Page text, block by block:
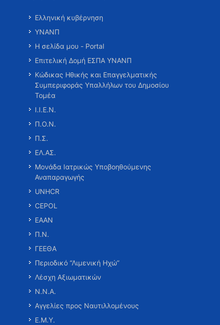
Ελληνική κυβέρνηση
ΥΝΑΝΠ
Η σελίδα μου - Portal
Επιτελική Δομή ΕΣΠΑ ΥΝΑΝΠ
Κώδικας Ηθικής και Επαγγελματικής
Συμπεριφοράς Υπαλλήλων του Δημοσίου
Τομέα
Ι.Ι.Ε.Ν.
Π.Ο.Ν.
Π.Σ.
ΕΛ.ΑΣ.
Μονάδα Ιατρικώς Υποβοηθούμενης
Αναπαραγωγής
UNHCR
CEPOL
ΕΑΑΝ
Π.Ν.
ΓΕΕΘΑ
Περιοδικό “Λιμενική Ηχώ”
Λέσχη Αξιωματικών
Ν.Ν.Α.
Αγγελίες προς Ναυτιλλομένους
Ε.Μ.Υ.